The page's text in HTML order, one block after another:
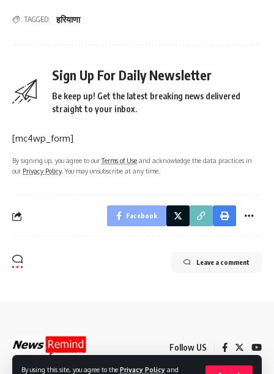
By using this site, you agree to the Privacy Policy and
TAGGED: हरियाणा
Sign Up For Daily Newsletter
Be keep up! Get the latest breaking news delivered
straight to your inbox.
[mc4wp_form]
By signing up, you agree to ourTerms of Use and acknowledge the data practices in
our Privacy Policy. You may unsubscribe at any time.
Facebook
Leave a comment
Follow US